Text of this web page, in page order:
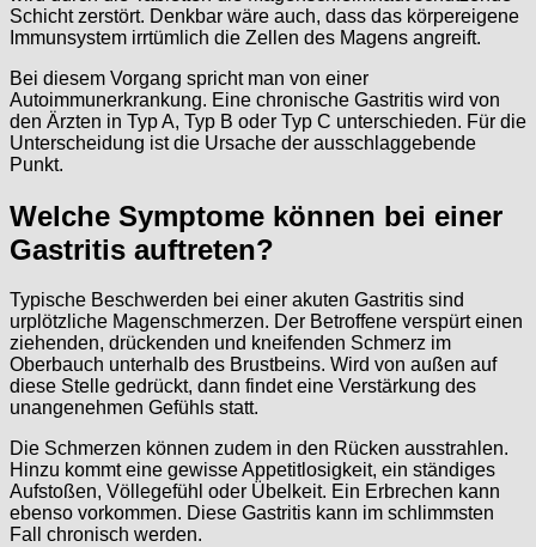
Schicht zerstört. Denkbar wäre auch, dass das körpereigene
Immunsystem irrtümlich die Zellen des Magens angreift.
Bei diesem Vorgang spricht man von einer
Autoimmunerkrankung. Eine chronische Gastritis wird von
den Ärzten in Typ A, Typ B oder Typ C unterschieden. Für die
Unterscheidung ist die Ursache der ausschlaggebende
Punkt.
Welche Symptome können bei einer
Gastritis auftreten?
Typische Beschwerden bei einer akuten Gastritis sind
urplötzliche Magenschmerzen. Der Betroffene verspürt einen
ziehenden, drückenden und kneifenden Schmerz im
Oberbauch unterhalb des Brustbeins. Wird von außen auf
diese Stelle gedrückt, dann findet eine Verstärkung des
unangenehmen Gefühls statt.
Die Schmerzen können zudem in den Rücken ausstrahlen.
Hinzu kommt eine gewisse Appetitlosigkeit, ein ständiges
Aufstoßen, Völlegefühl oder Übelkeit. Ein Erbrechen kann
ebenso vorkommen. Diese Gastritis kann im schlimmsten
Fall chronisch werden.